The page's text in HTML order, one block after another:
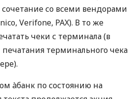
со всеми вендорами
Verifone, PAX). В то же
чеки с терминала (в
терминального чека
àбанк по состоянию на